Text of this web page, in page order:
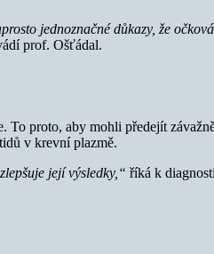
jednoznačné důkazy, že
prof. Ošťádal.
proto, aby mohli předejít
v krevní plazmě.
její výsledky,“ říká k